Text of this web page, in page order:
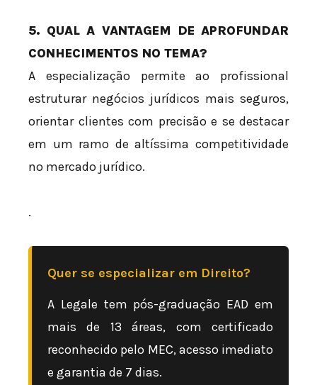
5. QUAL A VANTAGEM DE APROFUNDAR
CONHECIMENTOS NO TEMA?
A especialização permite ao profissional
estruturar negócios jurídicos mais seguros,
orientar clientes com precisão e se destacar
em um ramo de altíssima competitividade
no mercado jurídico.
.
Quer se especializar em Direito?
A Legale tem pós-graduação EAD em
mais de 13 áreas, com certificado
reconhecido pelo MEC, acesso imediato
e garantia de 7 dias.